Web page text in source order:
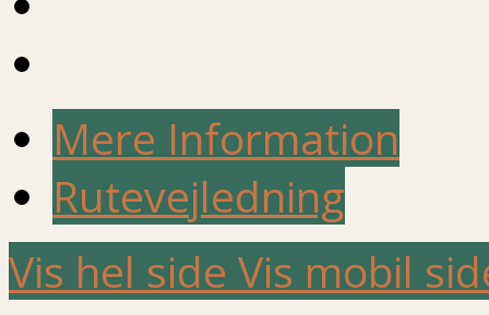
Mere Information
Rutevejledning
Vis hel side Vis mobil